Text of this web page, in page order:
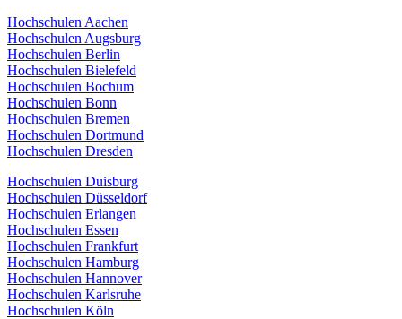
Hochschulen Aachen
Hochschulen Augsburg
Hochschulen Berlin
Hochschulen Bielefeld
Hochschulen Bochum
Hochschulen Bonn
Hochschulen Bremen
Hochschulen Dortmund
Hochschulen Dresden
Hochschulen Duisburg
Hochschulen Düsseldorf
Hochschulen Erlangen
Hochschulen Essen
Hochschulen Frankfurt
Hochschulen Hamburg
Hochschulen Hannover
Hochschulen Karlsruhe
Hochschulen Köln